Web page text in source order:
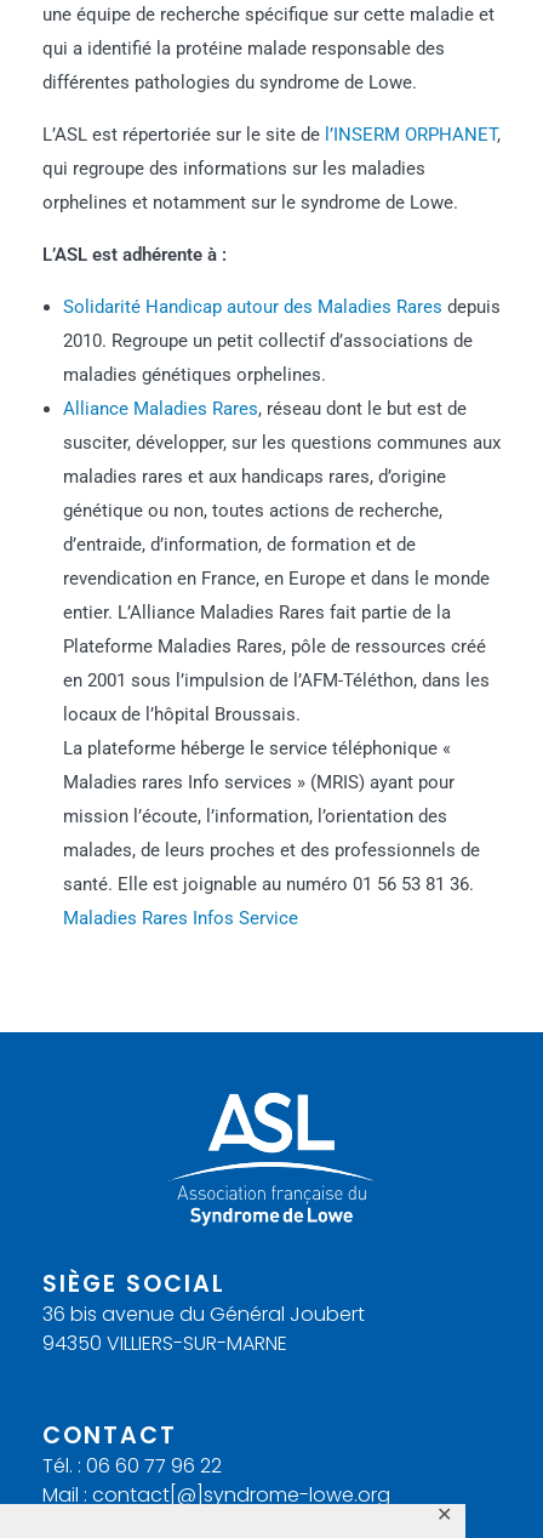
✕
une équipe de recherche spécifique sur cette maladie et
qui a identifié la protéine malade responsable des
différentes pathologies du syndrome de Lowe.
L’ASL est répertoriée sur le site de l’INSERM ORPHANET,
qui regroupe des informations sur les maladies
orphelines et notamment sur le syndrome de Lowe.
L’ASL est adhérente à :
Solidarité Handicap autour des Maladies Rares depuis
2010. Regroupe un petit collectif d’associations de
maladies génétiques orphelines.
Alliance Maladies Rares, réseau dont le but est de
susciter, développer, sur les questions communes aux
maladies rares et aux handicaps rares, d’origine
génétique ou non, toutes actions de recherche,
d’entraide, d’information, de formation et de
revendication en France, en Europe et dans le monde
entier. L’Alliance Maladies Rares fait partie de la
Plateforme Maladies Rares, pôle de ressources créé
en 2001 sous l’impulsion de l’AFM-Téléthon, dans les
locaux de l’hôpital Broussais.
La plateforme héberge le service téléphonique «
Maladies rares Info services » (MRIS) ayant pour
mission l’écoute, l’information, l’orientation des
malades, de leurs proches et des professionnels de
santé. Elle est joignable au numéro 01 56 53 81 36.
Maladies Rares Infos Service
SIÈGE SOCIAL
36 bis avenue du Général Joubert
94350 VILLIERS-SUR-MARNE
CONTACT
Tél. : 06 60 77 96 22
Mail : contact[@]syndrome-lowe.org